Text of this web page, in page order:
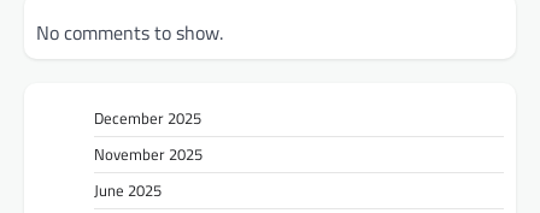
No comments to show.
December 2025
November 2025
June 2025